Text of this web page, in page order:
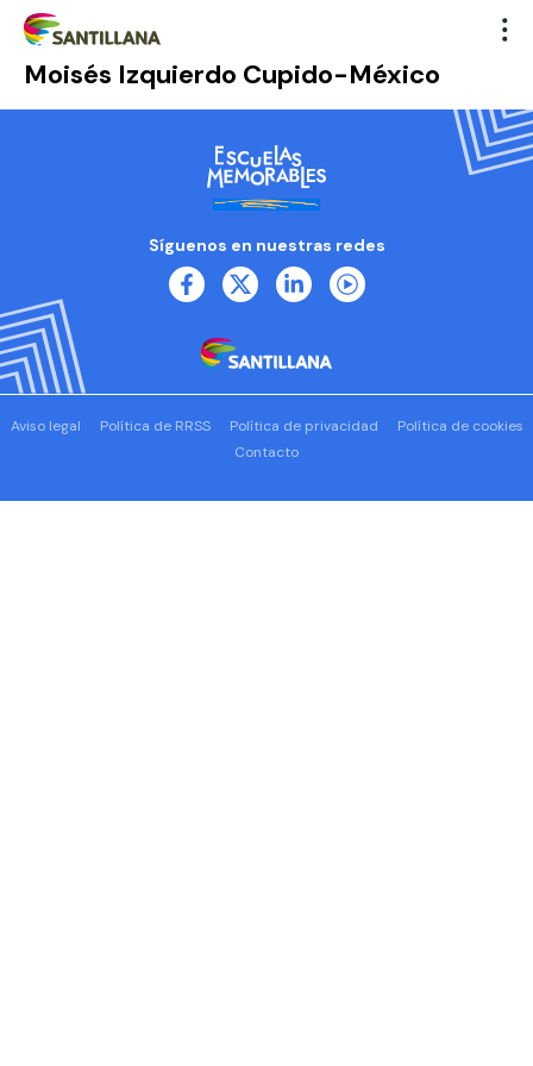
Moisés Izquierdo Cupido-México
Síguenos en nuestras redes
Aviso legal Política de RRSS Política de privacidad
Política de cookies
Contacto